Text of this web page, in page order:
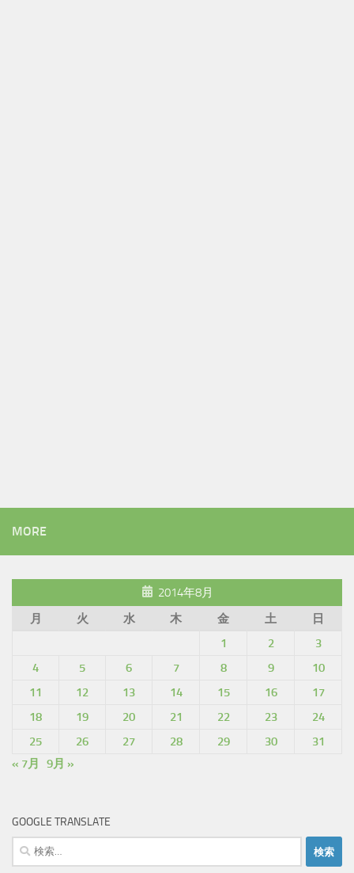
MORE
2014年8月
月
火 水 木 金 土
日
1
2
3
4
5 6 7 8 9
10
11
12 13 14 15 16
17
18
19 20 21 22 23
24
25
26 27 28 29 30
31
« 7月
9月 »
GOOGLE TRANSLATE
検
索: